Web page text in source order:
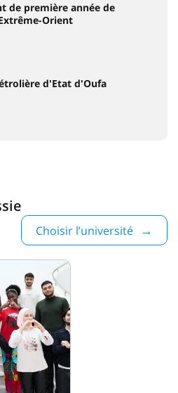
de première année de
Orient
d'Etat d'Oufa
Choisir l’université